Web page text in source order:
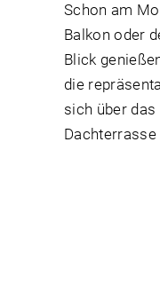
Schon am
Balkon oder
Blick
die
sich über